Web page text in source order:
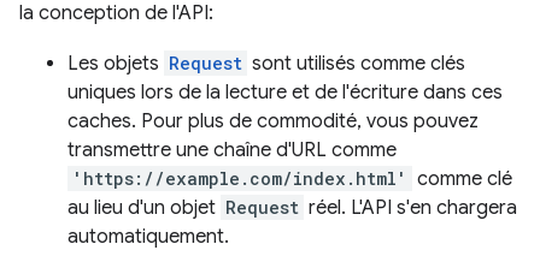
la conception de l'API:
Les objets Request sont utilisés comme clés
uniques lors de la lecture et de l'écriture dans ces
caches. Pour plus de commodité, vous pouvez
transmettre une chaîne d'URL comme
'https://example.com/index.html'
comme clé
au lieu d'un objet Request réel. L'API s'en chargera
automatiquement.